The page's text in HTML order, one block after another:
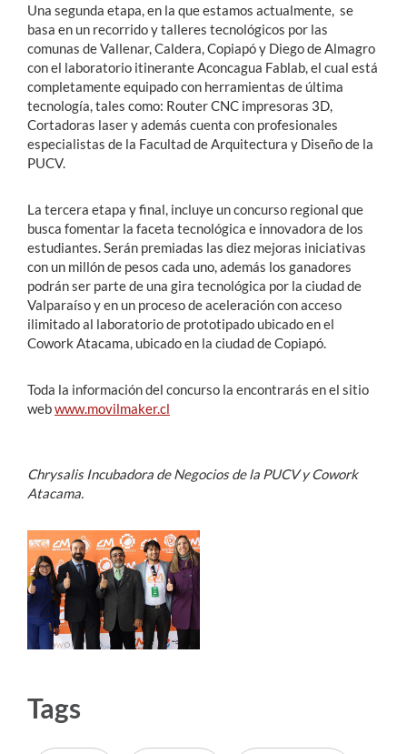
Una segunda etapa, en la que estamos actualmente, se
basa en un recorrido y talleres tecnológicos por las
comunas de Vallenar, Caldera, Copiapó y Diego de Almagro
con el laboratorio itinerante Aconcagua Fablab, el cual está
completamente equipado con herramientas de última
tecnología, tales como: Router CNC impresoras 3D,
Cortadoras laser y además cuenta con profesionales
especialistas de la Facultad de Arquitectura y Diseño de la
PUCV.
La tercera etapa y final, incluye un concurso regional que
busca fomentar la faceta tecnológica e innovadora de los
estudiantes. Serán premiadas las diez mejoras iniciativas
con un millón de pesos cada uno, además los ganadores
podrán ser parte de una gira tecnológica por la ciudad de
Valparaíso y en un proceso de aceleración con acceso
ilimitado al laboratorio de prototipado ubicado en el
Cowork Atacama, ubicado en la ciudad de Copiapó.
Toda la información del concurso la encontrarás en el sitio
webwww.movilmaker.cl
Chrysalis Incubadora de Negocios de la PUCV y Cowork
Atacama.
Tags